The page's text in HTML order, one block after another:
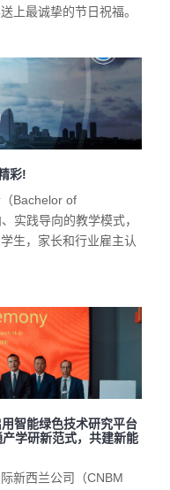
上最诚挚的节日祝福。
彩!
Bachelor of
实践导向的教学模式，
生，家长和行业雇主认
智能绿色技术研究平台
产学研新范式，共建新能
新西兰公司（CNBM